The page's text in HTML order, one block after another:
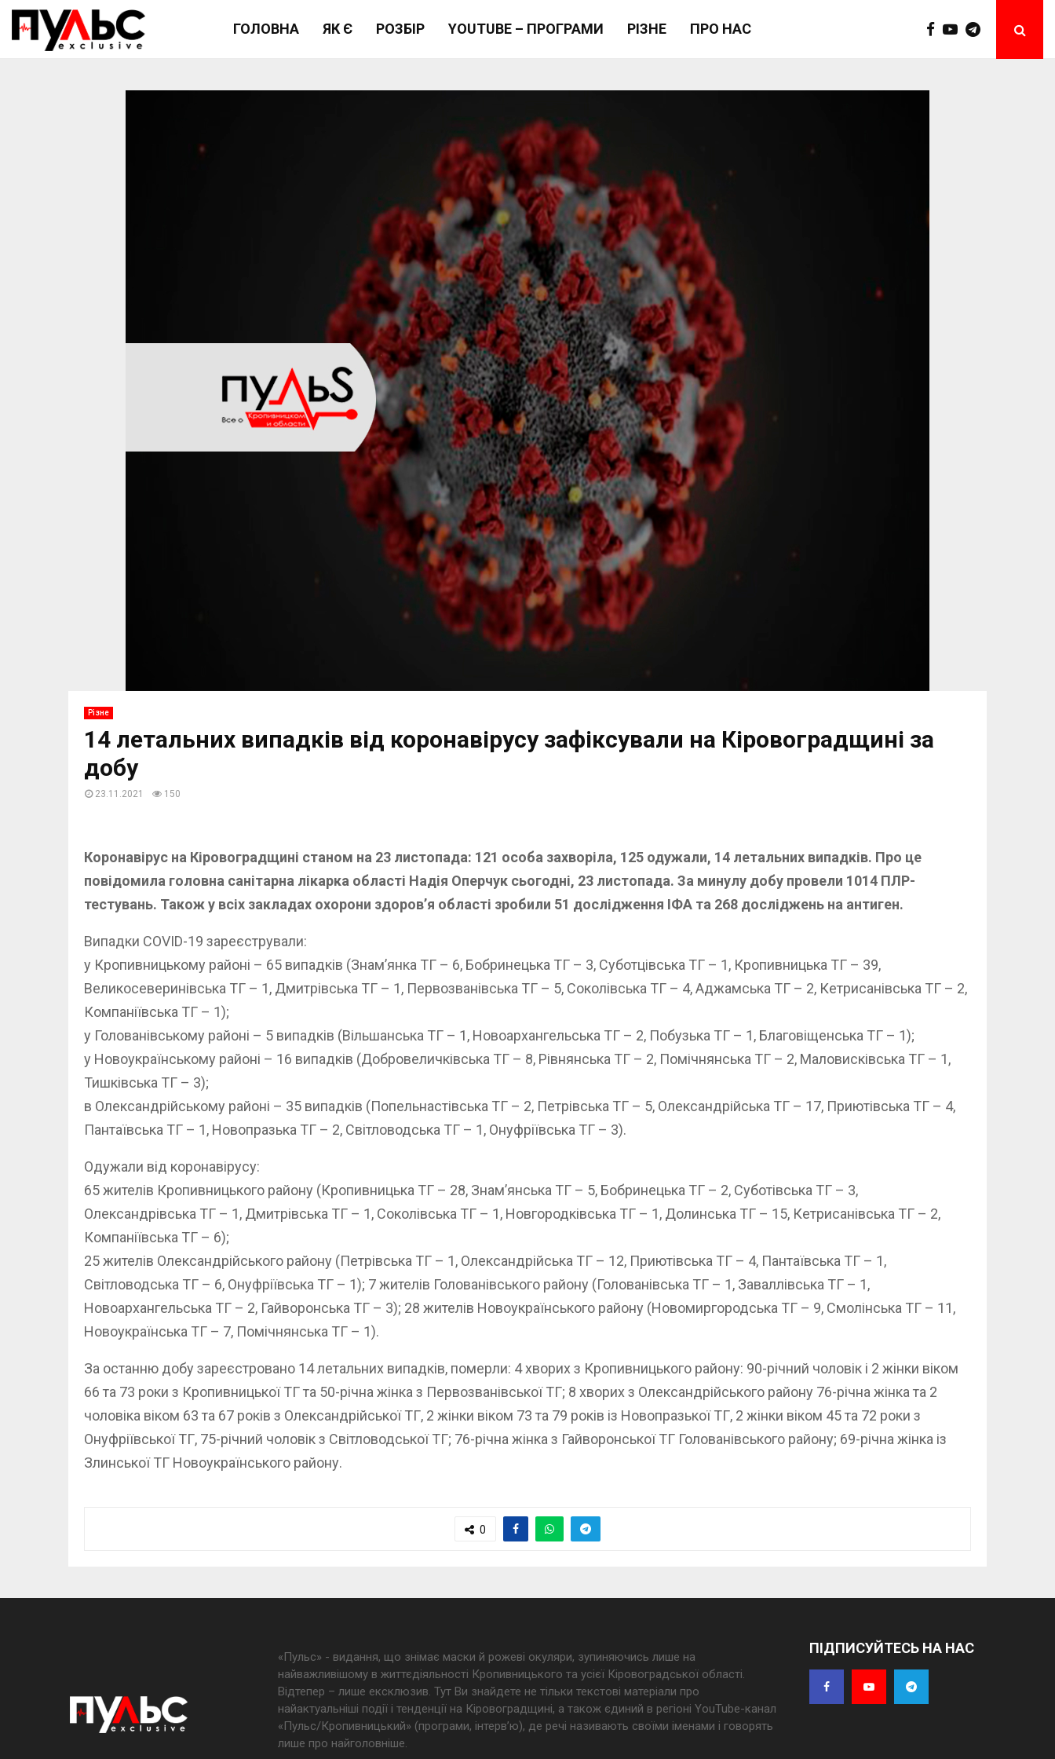
ГОЛОВНА ЯК Є РОЗБІР YOUTUBE – ПРОГРАМИ РІЗНЕ ПРО НАС
Різне
14 летальних випадків від коронавірусу зафіксували на Кіровоградщині за
добу
23.11.2021 150
Коронавірус на Кіровоградщині станом на 23 листопада: 121 особа захворіла, 125 одужали, 14 летальних випадків. Про це
повідомила головна санітарна лікарка області Надія Оперчук сьогодні, 23 листопада. За минулу добу провели 1014 ПЛР-
тестувань. Також у всіх закладах охорони здоров’я області зробили 51 дослідження ІФА та 268 досліджень на антиген.
Випадки COVID-19 зареєстрували:
у Кропивницькому районі – 65 випадків (Знам’янка ТГ – 6, Бобринецька ТГ – 3, Суботцівська ТГ – 1, Кропивницька ТГ – 39,
Великосеверинівська ТГ – 1, Дмитрівська ТГ – 1, Первозванівська ТГ – 5, Соколівська ТГ – 4, Аджамська ТГ – 2, Кетрисанівська ТГ – 2,
Компаніївська ТГ – 1);
у Голованівському районі – 5 випадків (Вільшанська ТГ – 1, Новоархангельська ТГ – 2, Побузька ТГ – 1, Благовіщенська ТГ – 1);
у Новоукраїнському районі – 16 випадків (Добровеличківська ТГ – 8, Рівнянська ТГ – 2, Помічнянська ТГ – 2, Маловисківська ТГ – 1,
Тишківська ТГ – 3);
в Олександрійському районі – 35 випадків (Попельнастівська ТГ – 2, Петрівська ТГ – 5, Олександрійська ТГ – 17, Приютівська ТГ – 4,
Пантаївська ТГ – 1, Новопразька ТГ – 2, Світловодська ТГ – 1, Онуфріївська ТГ – 3).
Одужали від коронавірусу:
65 жителів Кропивницького району (Кропивницька ТГ – 28, Знам’янська ТГ – 5, Бобринецька ТГ – 2, Суботівська ТГ – 3,
Олександрівська ТГ – 1, Дмитрівська ТГ – 1, Соколівська ТГ – 1, Новгородківська ТГ – 1, Долинська ТГ – 15, Кетрисанівська ТГ – 2,
Компаніївська ТГ – 6);
25 жителів Олександрійського району (Петрівська ТГ – 1, Олександрійська ТГ – 12, Приютівська ТГ – 4, Пантаївська ТГ – 1,
Світловодська ТГ – 6, Онуфріївська ТГ – 1); 7 жителів Голованівського району (Голованівська ТГ – 1, Заваллівська ТГ – 1,
Новоархангельська ТГ – 2, Гайворонська ТГ – 3); 28 жителів Новоукраїнського району (Новомиргородська ТГ – 9, Смолінська ТГ – 11,
Новоукраїнська ТГ – 7, Помічнянська ТГ – 1).
За останню добу зареєстровано 14 летальних випадків, померли: 4 хворих з Кропивницького району: 90-річний чоловік і 2 жінки віком
66 та 73 роки з Кропивницької ТГ та 50-річна жінка з Первозванівської ТГ; 8 хворих з Олександрійського району 76-річна жінка та 2
чоловіка віком 63 та 67 років з Олександрійської ТГ, 2 жінки віком 73 та 79 років із Новопразької ТГ, 2 жінки віком 45 та 72 роки з
Онуфріївської ТГ, 75-річний чоловік з Світловодської ТГ; 76-річна жінка з Гайворонської ТГ Голованівського району; 69-річна жінка із
Злинської ТГ Новоукраїнського району.
0
«Пульс» - видання, що знімає маски й рожеві окуляри, зупиняючись лише на
найважливішому в життєдіяльності Кропивницького та усієї Кіровоградської області.
Відтепер – лише ексклюзив. Тут Ви знайдете не тільки текстові матеріали про
найактуальніші події і тенденції на Кіровоградщині, а також єдиний в регіоні YouTube-канал
«Пульс/Кропивницький» (програми, інтерв’ю), де речі називають своїми іменами і говорять
лише про найголовніше.
ПІДПИСУЙТЕСЬ НА НАС